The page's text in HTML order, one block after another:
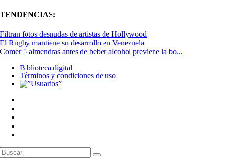
TENDENCIAS:
Filtran fotos desnudas de artistas de Hollywood
El Rugby mantiene su desarrollo en Venezuela
Comer 5 almendras antes de beber alcohol previene la bo...
Biblioteca digital
Términos y condiciones de uso